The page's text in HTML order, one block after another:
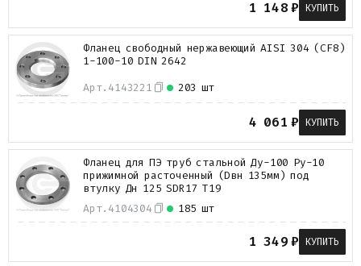
1 148₽ КУПИТЬ
Арт. 4143221 203 шт
Фланец свободный нержавеющий AISI 304 (CF8)
1-100-10 DIN 2642
4 061 ₽ КУПИТЬ
Арт. 4104304 185 шт
Фланец для ПЭ труб стальной Ду-100 Ру-10
прижимной расточенный (Dвн 135мм) под
втулку Дн 125 SDR17 Т19
1 349₽ КУПИТЬ